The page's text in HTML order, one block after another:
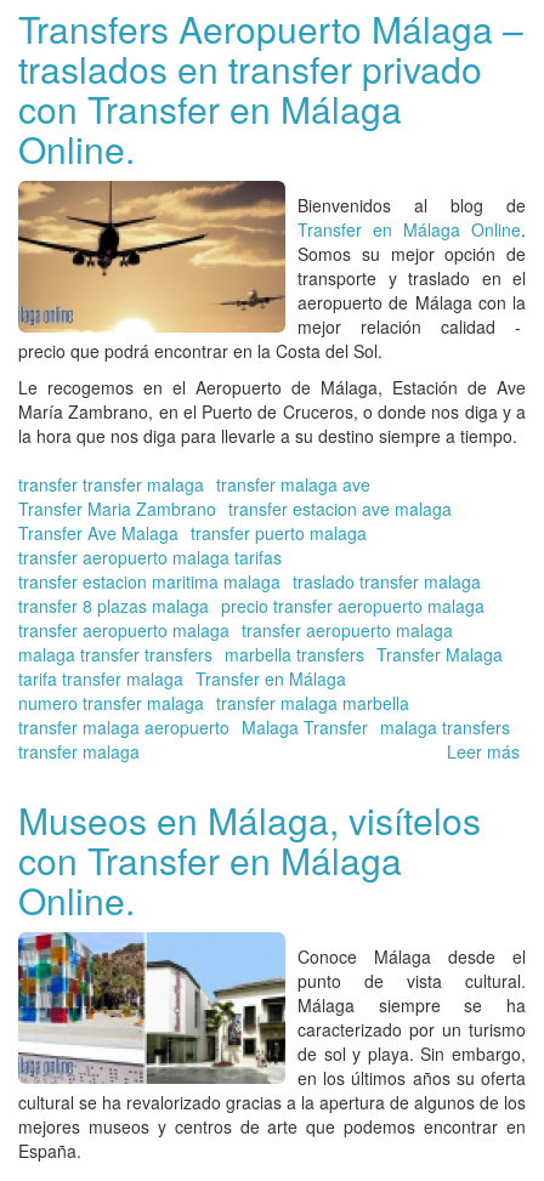
Transfers Aeropuerto Málaga –
traslados en transfer privado
con Transfer en Málaga
Online.
Bienvenidos al blog de
Transfer en Málaga Online.
Somos su mejor opción de
transporte y traslado en el
aeropuerto de Málaga con la
mejor relación calidad -
precio que podrá encontrar en la Costa del Sol.
Le recogemos en el Aeropuerto de Málaga, Estación de Ave
María Zambrano, en el Puerto de Cruceros, o donde nos diga y a
la hora que nos diga para llevarle a su destino siempre a tiempo.
transfer transfer malaga transfer malaga ave
Transfer Maria Zambrano transfer estacion ave malaga
Transfer Ave Malaga transfer puerto malaga
transfer aeropuerto malaga tarifas
transfer estacion maritima malaga traslado transfer malaga
transfer 8 plazas malaga precio transfer aeropuerto malaga
transfer aeropuerto malaga transfer aeropuerto malaga
malaga transfer transfers marbella transfers Transfer Malaga
tarifa transfer malaga Transfer en Málaga
numero transfer malaga transfer malaga marbella
transfer malaga aeropuerto Malaga Transfer malaga transfers
transfer malaga
Leer más
en
Museos en Málaga, visítelos
con Transfer en Málaga
Online.
Conoce Málaga desde el
punto de vista cultural.
Málaga siempre se ha
caracterizado por un turismo
de sol y playa. Sin embargo,
en los últimos años su oferta
cultural se ha revalorizado gracias a la apertura de algunos de los
mejores museos y centros de arte que podemos encontrar en
España.